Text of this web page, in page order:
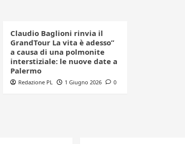
Claudio Baglioni rinvia il
GrandTour La vita è adesso”
a causa di una polmonite
interstiziale: le nuove date a
Palermo
Redazione PL 1 Giugno 2026 0